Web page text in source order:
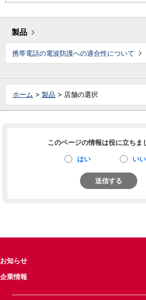
製品
携帯電話の電波防護への適合性について
ホーム 製品 店舗の選択
このページの情報は役に立ちま
はい い
送信する
お知らせ
企業情報